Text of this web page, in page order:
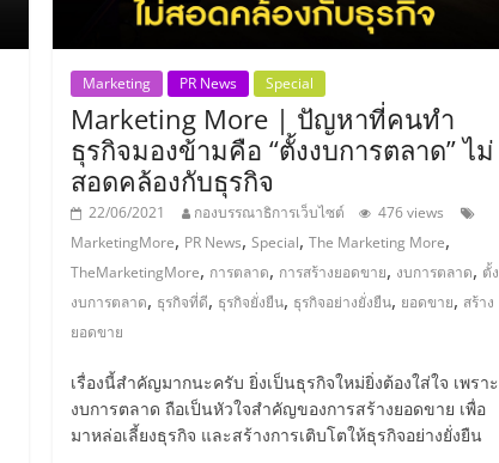
Marketing PR News Special
Marketing More | ปัญหาที่คนทำ
ธุรกิจมองข้ามคือ “ตั้งงบการตลาด” ไม่
สอดคล้องกับธุรกิจ
22/06/2021 กองบรรณาธิการเว็บไซต์
476 views
MarketingMore, PR News,Special,The Marketing More,
TheMarketingMore, การตลาด, การสร้างยอดขาย, งบการตลาด, ตั้ง
งบการตลาด, ธุรกิจที่ดี, ธุรกิจยั่งยืน, ธุรกิจอย่างยั่งยืน, ยอดขาย, สร้าง
ยอดขาย
เรื่องนี้สำคัญมากนะครับ ยิ่งเป็นธุรกิจใหม่ยิ่งต้องใส่ใจ เพราะ
งบการตลาด ถือเป็นหัวใจสำคัญของการสร้างยอดขาย เพื่อ
มาหล่อเลี้ยงธุรกิจ และสร้างการเติบโตให้ธุรกิจอย่างยั่งยืน